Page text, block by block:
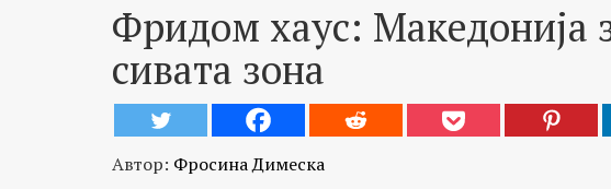
Фридом хаус: Македонија
сивата зона
Автор: Фросина Димеска